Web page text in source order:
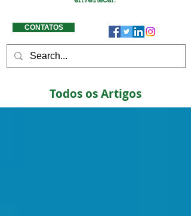
CONTATOS
Todos os Artigos